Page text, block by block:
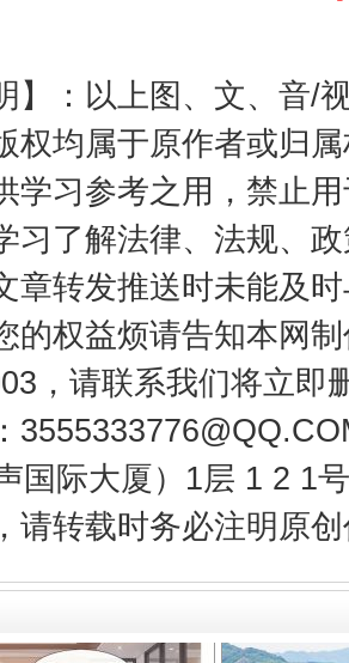
】：以上图、文、音/
权均属于原作者或归
学习参考之用，禁止
习了解法律、法规、
章转发推送时未能及
的权益烦请告知本网
，请联系我们将立即
国际大厦）1层 1 2 1
请转载时务必注明原
生生不息 一